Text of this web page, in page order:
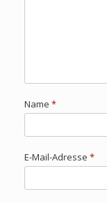
Name *
E-Mail-Adresse *